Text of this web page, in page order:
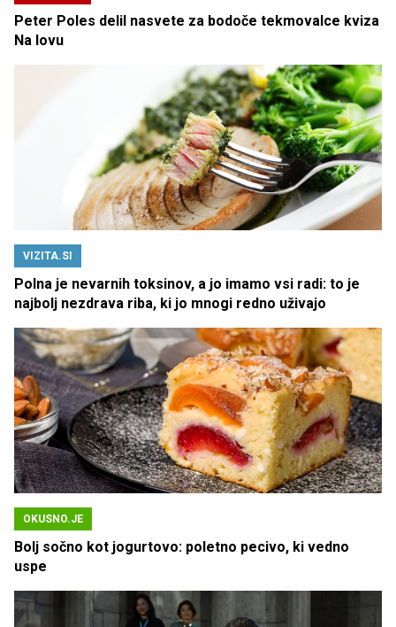
Peter Poles delil nasvete za bodoče tekmovalce kviza
Na lovu
VIZITA.SI
Polna je nevarnih toksinov, a jo imamo vsi radi: to je
najbolj nezdrava riba, ki jo mnogi redno uživajo
OKUSNO.JE
Bolj sočno kot jogurtovo: poletno pecivo, ki vedno
uspe